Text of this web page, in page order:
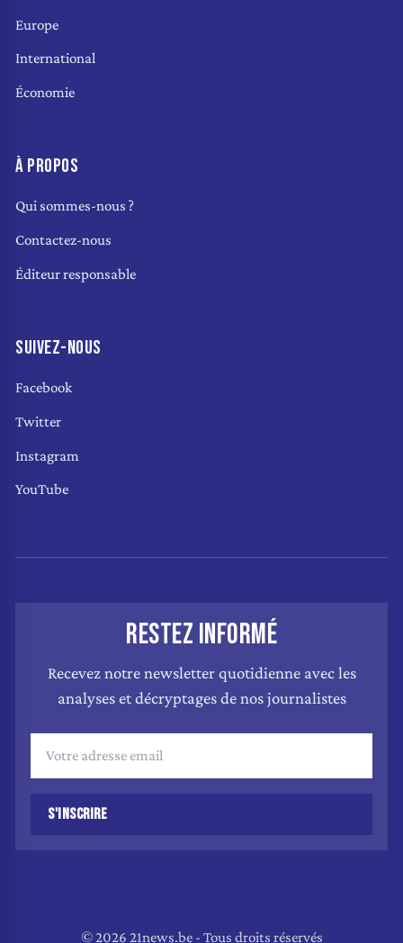
Europe
International
Économie
À PROPOS
Qui sommes-nous ?
Contactez-nous
Éditeur responsable
SUIVEZ-NOUS
Facebook
Twitter
Instagram
YouTube
RESTEZ INFORMÉ
Recevez notre newsletter quotidienne avec les
analyses et décryptages de nos journalistes
S'INSCRIRE
© 2026 21news.be - Tous droits réservés